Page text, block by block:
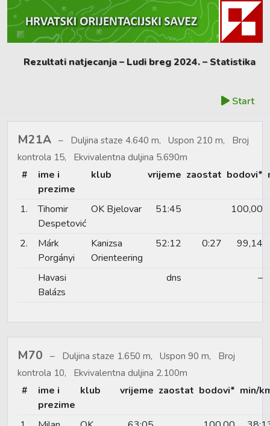
Rezultati natjecanja – Ludi breg 2024. – Statistika
Start
M21A
Duljina staze 4.640 m, Uspon 210 m, Broj
kontrola 15, Ekvivalentna duljina 5.690m
#
ime i
prezime
klub vrijeme zaostat bodovi*
1.
Tihomir
Despetović
OK Bjelovar 51:45 100,00
2.
Márk
Porgányi
Kanizsa
Orienteering
52:12 0:27 99,14
Havasi
Balázs
dns –
M70
Duljina staze 1.650 m, Uspon 90 m, Broj
kontrola 10, Ekvivalentna duljina 2.100m
#
ime i
prezime
klub vrijeme zaostat bodovi* min/